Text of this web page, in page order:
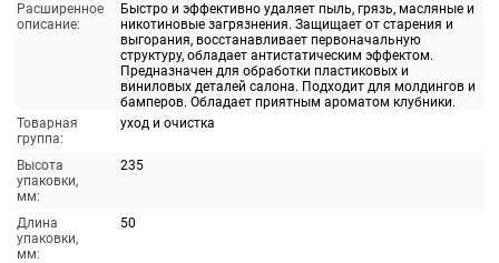
Расширенное
описание:
Быстро и эффективно удаляет пыль, грязь, масляные и
никотиновые загрязнения. Защищает от старения и
выгорания, восстанавливает первоначальную
структуру, обладает антистатическим эффектом.
Предназначен для обработки пластиковых и
виниловых деталей салона. Подходит для молдингов и
бамперов. Обладает приятным ароматом клубники.
Товарная
группа:
уход и очистка
Высота
упаковки,
мм:
235
Длина
упаковки,
мм:
50